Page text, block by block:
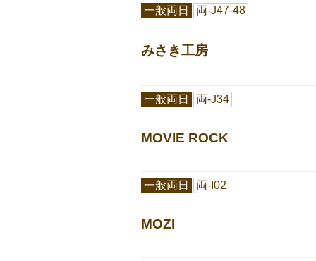
みさき工房
一般両日 両-J47-48
MOVIE ROCK
一般両日 両-J34
MOZI
一般両日 両-I02